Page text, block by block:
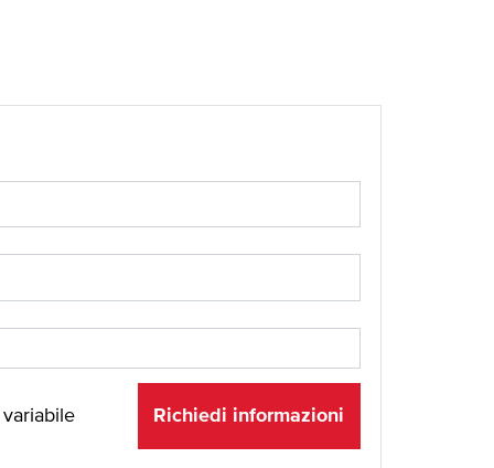
variabile Richiedi informazioni